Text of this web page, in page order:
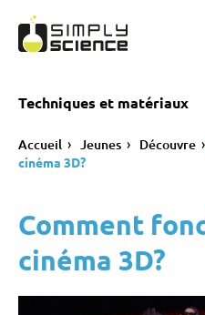
Techniques et matériaux
Accueil Jeunes Découvre
cinéma 3D?
Comment
cinéma 3D?